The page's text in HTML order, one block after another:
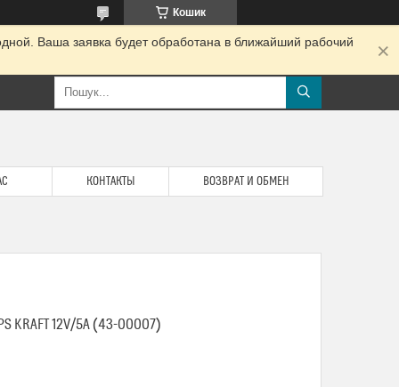
Кошик
Ваша заявка будет обработана в ближайший рабочий
КОНТАКТЫ ВОЗВРАТ И ОБМЕН
KRAFT 12V/5A (43-00007)